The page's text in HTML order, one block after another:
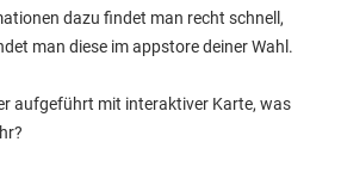
dazu findet man recht schnell,
man diese im appstore deiner Wahl.
aufgeführt mit interaktiver Karte, was